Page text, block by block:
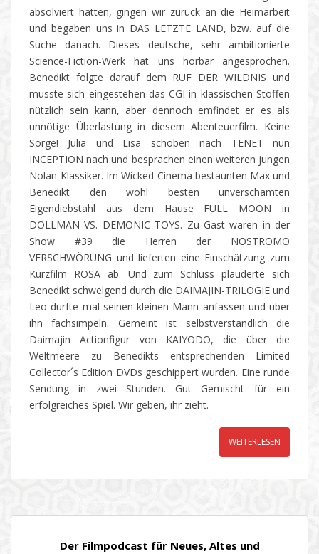
absolviert hatten, gingen wir zurück an die Heimarbeit
und begaben uns in DAS LETZTE LAND, bzw. auf die
Suche danach. Dieses deutsche, sehr ambitionierte
Science-Fiction-Werk hat uns hörbar angesprochen.
Benedikt folgte darauf dem RUF DER WILDNIS und
musste sich eingestehen das CGI in klassischen Stoffen
nützlich sein kann, aber dennoch emfindet er es als
unnötige Überlastung in diesem Abenteuerfilm. Keine
Sorge! Julia und Lisa schoben nach TENET nun
INCEPTION nach und besprachen einen weiteren jungen
Nolan-Klassiker. Im Wicked Cinema bestaunten Max und
Benedikt den wohl besten unverschämten
Eigendiebstahl aus dem Hause FULL MOON in
DOLLMAN VS. DEMONIC TOYS. Zu Gast waren in der
Show #39 die Herren der NOSTROMO
VERSCHWÖRUNG und lieferten eine Einschätzung zum
Kurzfilm ROSA ab. Und zum Schluss plauderte sich
Benedikt schwelgend durch die DAIMAJIN-TRILOGIE und
Leo durfte mal seinen kleinen Mann anfassen und über
ihn fachsimpeln. Gemeint ist selbstverständlich die
Daimajin Actionfigur von KAIYODO, die über die
Weltmeere zu Benedikts entsprechenden Limited
Collector´s Edition DVDs geschippert wurden. Eine runde
Sendung in zwei Stunden. Gut Gemischt für ein
erfolgreiches Spiel. Wir geben, ihr zieht.
WEITERLESEN
Der Filmpodcast für Neues, Altes und